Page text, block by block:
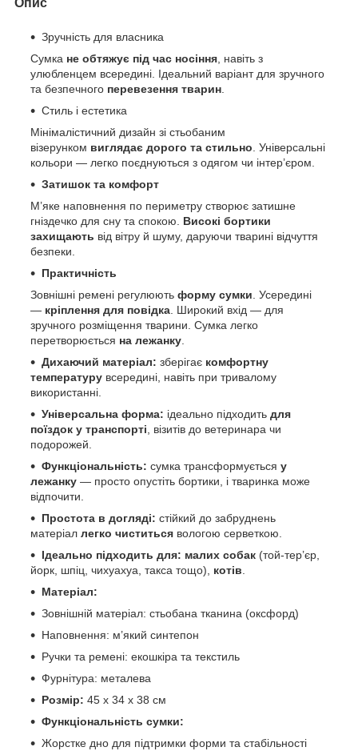
Зручність для власника
Сумка не обтяжує під час носіння , навіть з
улюбленцем всередині. Ідеальний варіант для зручного
та безпечного перевезення тварин
Стиль і естетика
Мінімалістичний дизайн зі стьобаним
візерунком виглядає дорого та стильно . Універсальні
кольори — легко поєднуються з одягом чи інтер’єром.
Затишок та комфорт
М’яке наповнення по периметру створює затишне
гніздечко для сну та спокою. Високі бортики
захищають від вітру й шуму, даруючи тварині відчуття
безпеки.
Практичність
Зовнішні ремені регулюють форму сумки . Усередині
— кріплення для повідка . Широкий вхід — для
зручного розміщення тварини. Сумка легко
перетворюється на лежанку
Дихаючий матеріал: зберігає комфортну
температуру всередині, навіть при тривалому
використанні.
Універсальна форма: ідеально підходить для
поїздок у транспорті , візитів до ветеринара чи
подорожей.
Функціональність: сумка трансформується у
лежанку — просто опустіть бортики, і тваринка може
відпочити.
Простота в догляді: стійкий до забруднень
матеріал легко чиститься вологою серветкою.
Ідеально підходить для: малих собак (той-тер’єр,
йорк, шпіц, чихуахуа, такса тощо), котів
Матеріал:
Зовнішній матеріал: стьобана тканина (оксфорд)
Наповнення: м’який синтепон
Ручки та ремені: екошкіра та текстиль
Фурнітура: металева
Розмір: 45 х 34 х 38 см
Функціональність сумки:
Жорстке дно для підтримки форми та стабільності